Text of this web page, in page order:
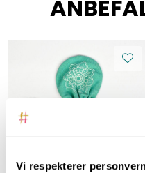
Vi respekterer